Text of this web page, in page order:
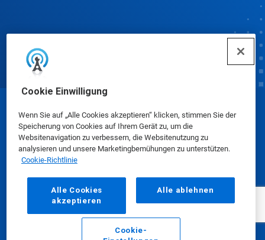
Cookie Einwilligung
Wenn Sie auf „Alle Cookies akzeptieren“ klicken, stimmen Sie der
Speicherung von Cookies auf Ihrem Gerät zu, um die
Websitenavigation zu verbessern, die Websitenutzung zu
analysieren und unsere Marketingbemühungen zu unterstützen.
Cookie-Richtlinie
Alle Cookies
akzeptieren
Alle ablehnen
Cookie-
© Ecolab Inc. 2025
Sicherheitsdatenblätter|Datenschutzrichtlinie